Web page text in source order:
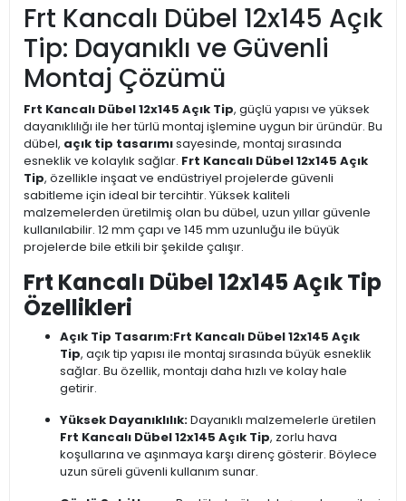
Frt Kancalı Dübel 12x145 Açık
Tip: Dayanıklı ve Güvenli
Montaj Çözümü
Frt Kancalı Dübel 12x145 Açık Tip, güçlü yapısı ve yüksek
dayanıklılığı ile her türlü montaj işlemine uygun bir üründür. Bu
dübel, açık tip tasarımısayesinde, montaj sırasında
esneklik ve kolaylık sağlar. Frt Kancalı Dübel 12x145 Açık
Tip, özellikle inşaat ve endüstriyel projelerde güvenli
sabitleme için ideal bir tercihtir. Yüksek kaliteli
malzemelerden üretilmiş olan bu dübel, uzun yıllar güvenle
kullanılabilir. 12 mm çapı ve 145 mm uzunluğu ile büyük
projelerde bile etkili bir şekilde çalışır.
Frt Kancalı Dübel 12x145 Açık Tip
Özellikleri
Açık Tip Tasarım:Frt Kancalı Dübel 12x145 Açık
Tip, açık tip yapısı ile montaj sırasında büyük esneklik
sağlar. Bu özellik, montajı daha hızlı ve kolay hale
getirir.
Yüksek Dayanıklılık:Dayanıklı malzemelerle üretilen
Frt Kancalı Dübel 12x145 Açık Tip, zorlu hava
koşullarına ve aşınmaya karşı direnç gösterir. Böylece
uzun süreli güvenli kullanım sunar.